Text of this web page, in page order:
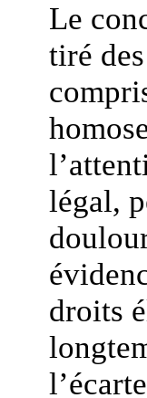
Le
tiré
légal,
droits